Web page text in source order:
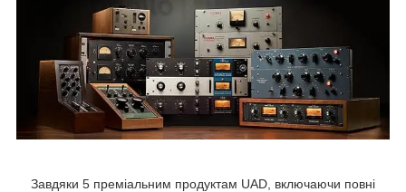
Завдяки 5 преміальним продуктам UAD, включаючи повні